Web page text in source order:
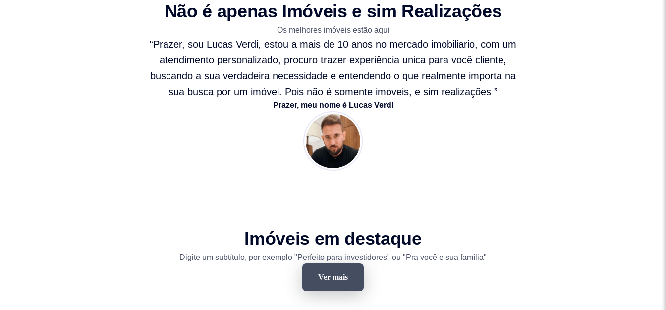
Não é apenas Imóveis e sim Realizações
Os melhores imóveis estão aqui
“Prazer, sou Lucas Verdi, estou a mais de 10 anos no mercado imobiliario, com um
atendimento personalizado, procuro trazer experiência unica para você cliente,
buscando a sua verdadeira necessidade e entendendo o que realmente importa na
sua busca por um imóvel. Pois não é somente imóveis, e sim realizações ”
Prazer, meu nome é Lucas Verdi
Imóveis em destaque
Digite um subtítulo, por exemplo "Perfeito para investidores" ou "Pra você e sua família"
Ver mais